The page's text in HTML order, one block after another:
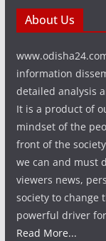
About Us
information
detailed analysis
It is a product of
mindset of the
front of the
we can and must
viewers news,
society to change
powerful driver
Read More...